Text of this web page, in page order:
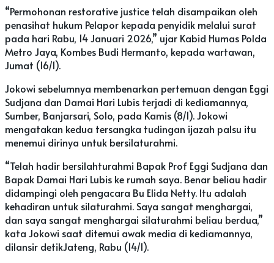
“Permohonan restorative justice telah disampaikan oleh
penasihat hukum Pelapor kepada penyidik melalui surat
pada hari Rabu, 14 Januari 2026,” ujar Kabid Humas Polda
Metro Jaya, Kombes Budi Hermanto, kepada wartawan,
Jumat (16/1).
Jokowi sebelumnya membenarkan pertemuan dengan Eggi
Sudjana dan Damai Hari Lubis terjadi di kediamannya,
Sumber, Banjarsari, Solo, pada Kamis (8/1). Jokowi
mengatakan kedua tersangka tudingan ijazah palsu itu
menemui dirinya untuk bersilaturahmi.
“Telah hadir bersilahturahmi Bapak Prof Eggi Sudjana dan
Bapak Damai Hari Lubis ke rumah saya. Benar beliau hadir
didampingi oleh pengacara Bu Elida Netty. Itu adalah
kehadiran untuk silaturahmi. Saya sangat menghargai,
dan saya sangat menghargai silaturahmi beliau berdua,”
kata Jokowi saat ditemui awak media di kediamannya,
dilansir detikJateng, Rabu (14/1).